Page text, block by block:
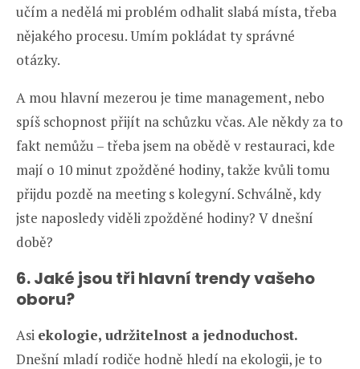
učím a nedělá mi problém odhalit slabá místa, třeba
nějakého procesu. Umím pokládat ty správné
otázky.
A mou hlavní mezerou je time management, nebo
spíš schopnost přijít na schůzku včas. Ale někdy za to
fakt nemůžu – třeba jsem na obědě v restauraci, kde
mají o 10 minut zpožděné hodiny, takže kvůli tomu
přijdu pozdě na meeting s kolegyní. Schválně, kdy
jste naposledy viděli zpožděné hodiny? V dnešní
době?
6. Jaké jsou tři hlavní trendy vašeho
oboru?
Asi ekologie, udržitelnost a jednoduchost.
Dnešní mladí rodiče hodně hledí na ekologii, je to